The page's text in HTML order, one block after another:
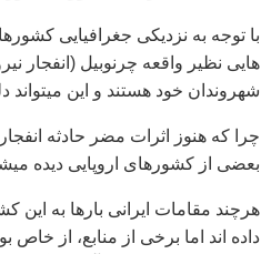
با توجه به نزديکی جغرافيايی
هايی نظير واقعه چرنوبيل (انفجار
شهروندان خود هستند و اين ميتواند
چرا که هنوز اثرات مضر حادثه
بعضی از کشورهای اروپايی ديده
هرچند مقامات ايرانی بارها به اين
داده اند اما برخی از منابع، از خاص